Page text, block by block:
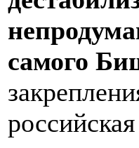
самого